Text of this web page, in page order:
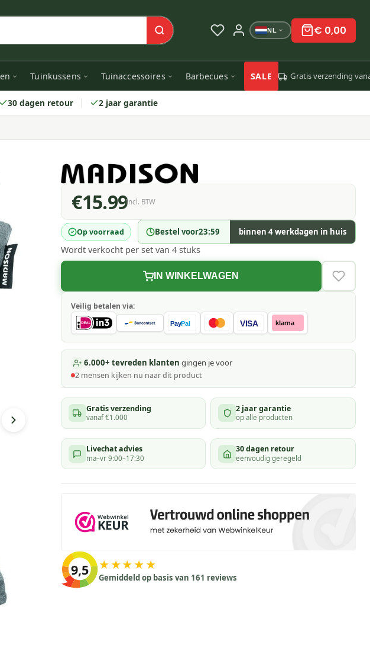
NL € 0,00
Tuinkussens Tuinaccessoires Barbecues SALE Gratis verzending
30 dagen retour 2 jaar garantie
€15.99Incl. BTW
Op voorraad Bestel voor23:59 binnen 4 werkdagen in huis
Wordt verkocht per set van 4 stuks
IN WINKELWAGEN
Veilig betalen via:
PayPal VISA klarna
6.000+ tevreden klanten gingen je voor
2 mensen kijken nu naar dit product
Gratis verzending
vanaf €1.000
2 jaar garantie
op alle producten
Livechat advies
ma–vr 9:00–17:30
30 dagen retour
eenvoudig geregeld
9,5 ★★★★★
Gemiddeld op basis van 161 reviews